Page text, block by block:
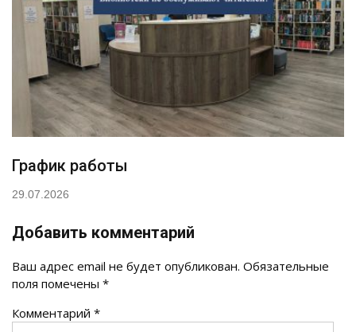
График работы
29.07.2026
Добавить комментарий
Ваш адрес email не будет опубликован. Обязательные
поля помечены *
Комментарий *